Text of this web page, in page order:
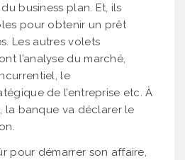
business plan. Et, ils
pour obtenir un prêt
Les autres volets
l’analyse du marché,
le
de l’entreprise etc. À
la banque va déclarer le
pour démarrer son affaire,